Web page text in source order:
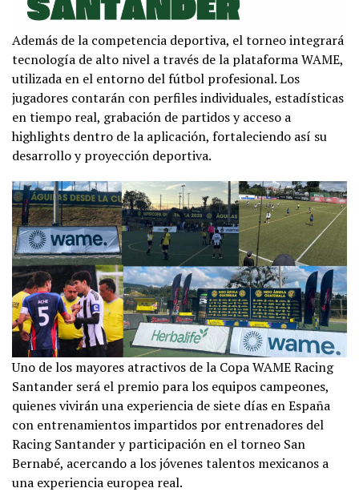
Además de la competencia deportiva, el torneo integrará
tecnología de alto nivel a través de la plataforma WAME,
utilizada en el entorno del fútbol profesional. Los
jugadores contarán con perfiles individuales, estadísticas
en tiempo real, grabación de partidos y acceso a
highlights dentro de la aplicación, fortaleciendo así su
desarrollo y proyección deportiva.
Uno de los mayores atractivos de la Copa WAME Racing
Santander será el premio para los equipos campeones,
quienes vivirán una experiencia de siete días en España
con entrenamientos impartidos por entrenadores del
Racing Santander y participación en el torneo San
Bernabé, acercando a los jóvenes talentos mexicanos a
una experiencia europea real.